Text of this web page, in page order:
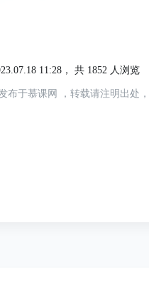
test_square (self ):
self
.assertEqual(
论我们的代码在何时被修改
11:28， 共 1852 人浏览
布于慕课网 ，转载请注明出处